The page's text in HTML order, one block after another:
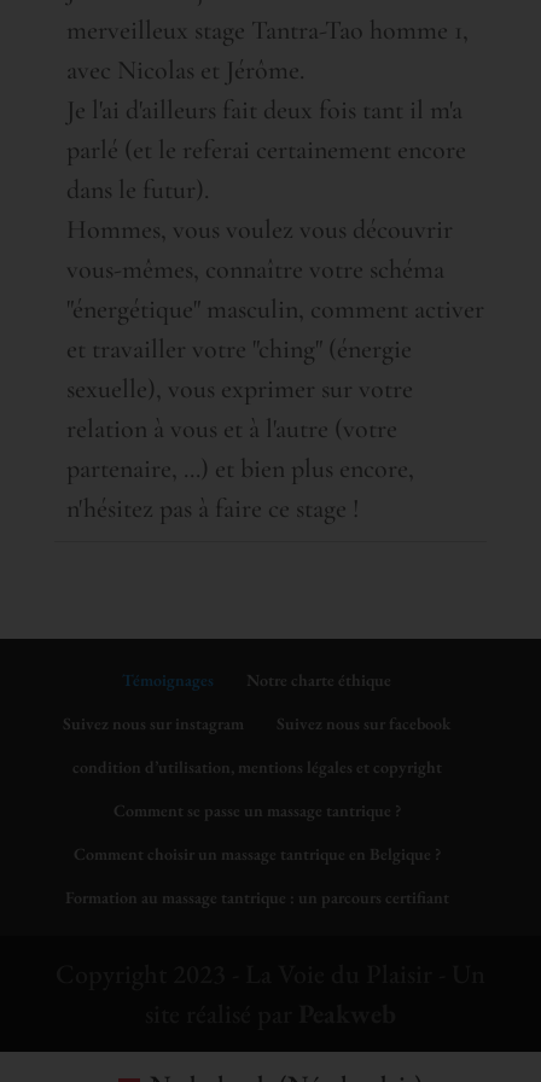
merveilleux stage Tantra-Tao homme 1,
avec Nicolas et Jérôme.
Je l'ai d'ailleurs fait deux fois tant il m'a
parlé (et le referai certainement encore
dans le futur).
Hommes, vous voulez vous découvrir
vous-mêmes, connaître votre schéma
"énergétique" masculin, comment activer
et travailler votre "ching" (énergie
sexuelle), vous exprimer sur votre
relation à vous et à l'autre (votre
partenaire, ...) et bien plus encore,
n'hésitez pas à faire ce stage !
Témoignages
Notre charte éthique
Suivez nous sur instagram
Suivez nous sur facebook
condition d’utilisation, mentions légales et copyright
Comment se passe un massage tantrique ?
Comment choisir un massage tantrique en Belgique ?
Formation au massage tantrique : un parcours certifiant